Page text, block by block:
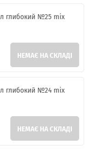
глибокий №25 mix
НЕМАЄ НА СКЛАДІ
глибокий №24 mix
НЕМАЄ НА СКЛАДІ